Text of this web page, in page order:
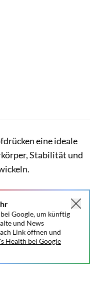
eine ideale
Stabilität und
Google, um künftig
und News
Link öffnen und
Health bei Google